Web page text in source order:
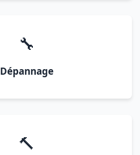
🔧
Dépannage
🔨